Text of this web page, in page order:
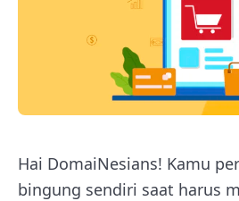
Hai DomaiNesians! Kamu
bingung sendiri saat harus